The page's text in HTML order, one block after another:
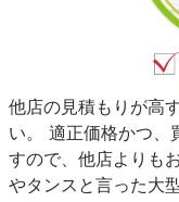
他店の見積もりが高
い。 適正価格かつ、
すので、他店よりも
やタンスと言った大